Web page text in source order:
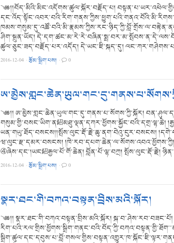
༄༅།།བོད་མིའི་མིང་འདོགས་ཚུལ་སྐོར་བརྗོད་པ།
ཤིག་སྐྲུན་ཡོད།
ཚུལ་ཅུང་ཟད་བརྗོད་པར་འདོད། དེ་ཡང་ཇི་སྐད་དུ།
2016-12-04 ·རྩོམ་སྒྲིག་པས། · 0
༄༅།། ཨ་མྱེས་གླང་ཆེན་ཡུལ་གང་དུ་གནས་པ་སོགས་ཀྱི་སྐོར།
གསུམ་གྱི་བསང་ཡིག་ན鉊མཐུ་ལྡན་དཀར་ཕྱོགས་སྐྱོང་བའི་དགྲ་ལྷ་ཆེ།
ཡན་གཡུ་ཐོད་བསངས།།སྤོས་ལུང་རྡོ་རྗེ་ཆུ་ནག་བེའུ་ངུར་བསངས།
ཝ་ལུང་རྫ་དམར་བསངས།
④ཞེས་དང༌།ཡང鉊རྒྱལ་པོ་གོ་ཆེན། བློན་པོ་ལྷ་བཀྲ། སྤོས་ལུང་རྡོ་རྗེ།
2016-12-04 ·རྩོམ་སྒྲིག་པས། · 0
སྣར་ཐང་གི་བཀའ་བསྟན་བྲིས་མའི་སྐོར།
༄༅།། སྣར་ཐང་གི་བཀའ་བསྟན་བྲིས་མའི་སྐོར།